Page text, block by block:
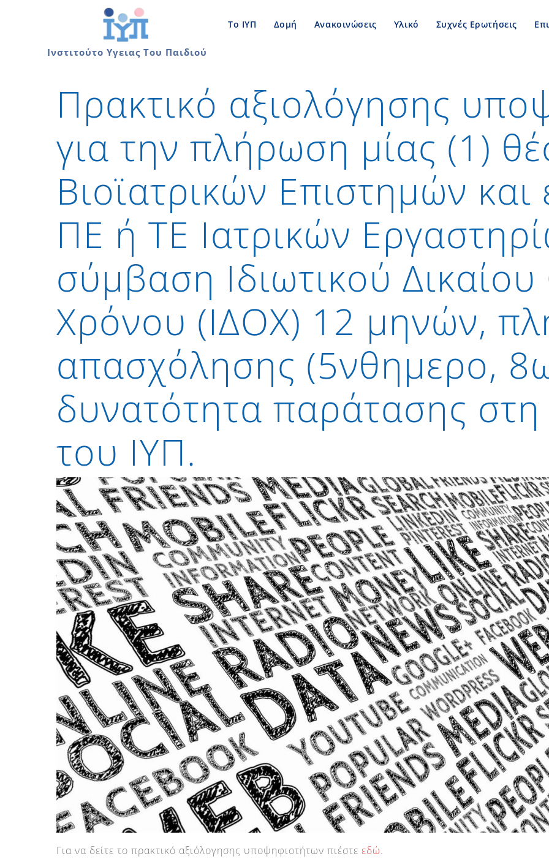
Ινστιτούτο Υγειας Του Παιδιού
Το ΙΥΠ Δομή Ανακοινώσεις Υλικό Συχνές Ερωτήσεις
Πρακτικό αξιολόγησης
για την πλήρωση μίας (1)
Βιοϊατρικών Επιστημών και
ΠΕ ή ΤΕ Ιατρικών
σύμβαση Ιδιωτικού
Χρόνου (ΙΔΟΧ) 12 μηνών,
απασχόλησης (5νθημερο,
δυνατότητα παράτασης
του ΙΥΠ.
Για να δείτε το πρακτικό αξιόλογησης υποψηφιοτήτων πιέστε εδώ.